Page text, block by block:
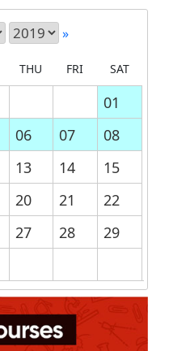
»
THU FRI SAT
01
06 07
08
13 14
15
20 21
22
27 28
29